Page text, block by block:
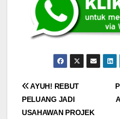
Post
navigation
AYUH! REBUT
PELUANG JADI
USAHAWAN PROJEK